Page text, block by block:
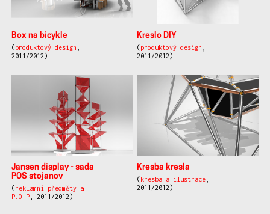
Box na bicykle
(produktový design
2011/2012)
Kreslo DIY
(produktový design
2011/2012)
Jansen display - sada
POS stojanov
( reklamní předměty a
P.O.P, 2011/2012)
Kresba kresla
( kresba a ilustrace
2011/2012)